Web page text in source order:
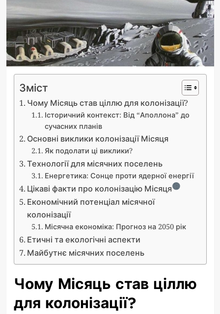
Зміст
Чому Місяць став ціллю для колонізації?
Історичний контекст: Від “Аполлона” до
сучасних планів
Основні виклики колонізації Місяця
Як подолати ці виклики?
Технології для місячних поселень
Енергетика: Сонце проти ядерної енергії
Цікаві факти про колонізацію Місяця
Економічний потенціал місячної
колонізації
Місячна економіка: Прогноз на 2050 рік
Етичні та екологічні аспекти
Майбутнє місячних поселень
Чому Місяць став ціллю
для колонізації?